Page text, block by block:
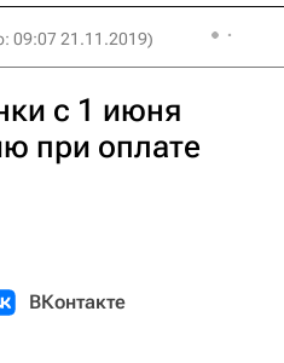
09:07 21.11.2019)
с 1 июня
при оплате
ВКонтакте